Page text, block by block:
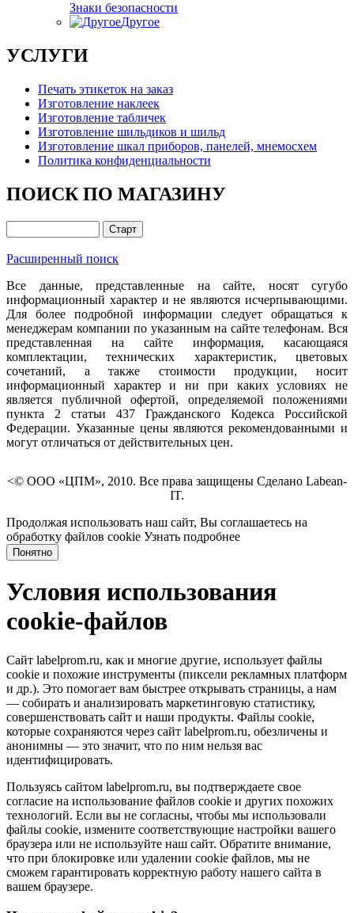
Знаки безопасности
Другое
УСЛУГИ
Печать этикеток на заказ
Изготовление наклеек
Изготовление табличек
Изготовление шильдиков и шильд
Изготовление шкал приборов, панелей, мнемосхем
Политика конфиденциальности
ПОИСК ПО МАГАЗИНУ
Расширенный поиск
Все данные, представленные на сайте, носят сугубо
информационный характер и не являются исчерпывающими.
Для более подробной информации следует обращаться к
менеджерам компании по указанным на сайте телефонам. Вся
представленная на сайте информация, касающаяся
комплектации, технических характеристик, цветовых
сочетаний, а также стоимости продукции, носит
информационный характер и ни при каких условиях не
является публичной офертой, определяемой положениями
пункта 2 статьи 437 Гражданского Кодекса Российской
Федерации. Указанные цены являются рекомендованными и
могут отличаться от действительных цен.
<© ООО «ЦПМ», 2010. Все права защищены Сделано Labean-
IT.
Продолжая использовать наш сайт, Вы соглашаетесь на
обработку файлов cookie Узнать подробнее
Понятно
Условия использования
cookie-файлов
Сайт labelprom.ru, как и многие другие, использует файлы
cookie и похожие инструменты (пиксели рекламных платформ
и др.). Это помогает вам быстрее открывать страницы, а нам
— собирать и анализировать маркетинговую статистику,
совершенствовать сайт и наши продукты. Файлы сookie,
которые сохраняются через сайт labelprom.ru, обезличены и
анонимны — это значит, что по ним нельзя вас
идентифицировать.
Пользуясь сайтом labelprom.ru, вы подтверждаете свое
согласие на использование файлов cookie и других похожих
технологий. Если вы не согласны, чтобы мы использовали
файлы cookie, измените соответствующие настройки вашего
браузера или не используйте наш сайт. Обратите внимание,
что при блокировке или удалении cookie файлов, мы не
сможем гарантировать корректную работу нашего сайта в
вашем браузере.